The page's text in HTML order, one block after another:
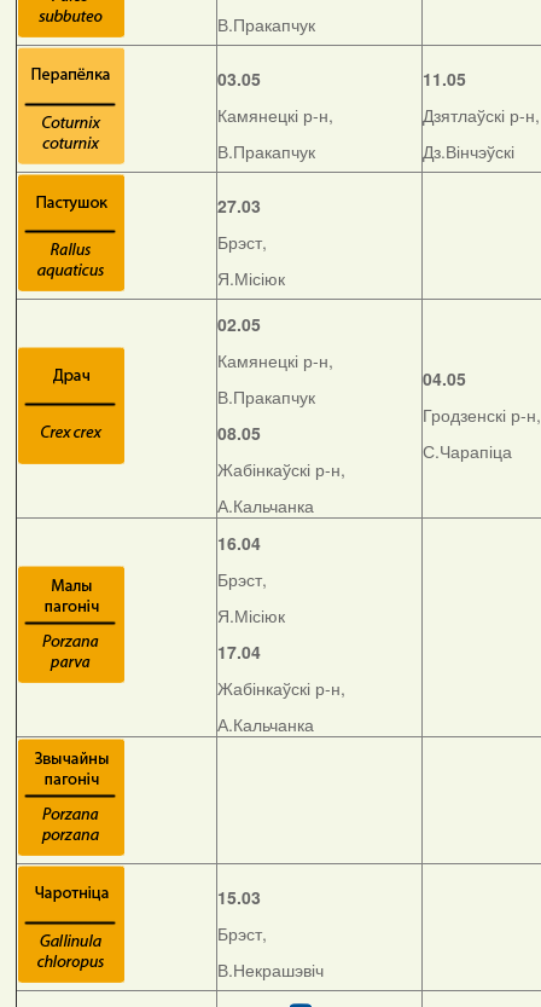
В.Пракапчук
03.05
Камянецкі р-н,
В.Пракапчук
11.05
Дзятлаўскі р-н,
Дз.Вінчэўскі
27.03
Брэст,
Я.Місіюк
02.05
Камянецкі р-н,
В.Пракапчук
08.05
Жабінкаўскі р-н,
А.Кальчанка
04.05
Гродзенскі р-н,
С.Чарапіца
16.04
Брэст,
Я.Місіюк
17.04
Жабінкаўскі р-н,
А.Кальчанка
15.03
Брэст,
В.Некрашэвіч